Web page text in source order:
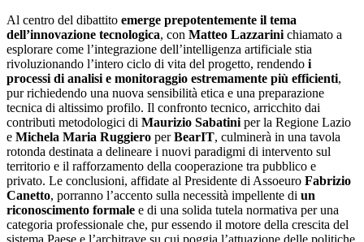
Al centro del dibattito emerge prepotentemente il tema
dell’innovazione tecnologica, con Matteo Lazzarini chiamato a
esplorare come l’integrazione dell’intelligenza artificiale stia
rivoluzionando l’intero ciclo di vita del progetto, rendendo i
processi di analisi e monitoraggio estremamente più efficienti,
pur richiedendo una nuova sensibilità etica e una preparazione
tecnica di altissimo profilo. Il confronto tecnico, arricchito dai
contributi metodologici di Maurizio Sabatini per la Regione Lazio
e Michela Maria Ruggiero perBearIT, culminerà in una tavola
rotonda destinata a delineare i nuovi paradigmi di intervento sul
territorio e il rafforzamento della cooperazione tra pubblico e
privato. Le conclusioni, affidate al Presidente di Assoeuro Fabrizio
Canetto, porranno l’accento sulla necessità impellente di un
riconoscimento formale e di una solida tutela normativa per una
categoria professionale che, pur essendo il motore della crescita del
sistema Paese e l’architrave su cui poggia l’attuazione delle politiche